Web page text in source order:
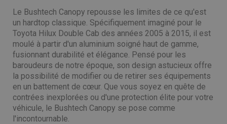
Le Bushtech Canopy repousse les limites de ce qu'est
un hardtop classique. Spécifiquement imaginé pour le
Toyota Hilux Double Cab des années 2005 à 2015, il est
moulé à partir d'un aluminium soigné haut de gamme,
fusionnant durabilité et élégance. Pensé pour les
baroudeurs de notre époque, son design astucieux offre
la possibilité de modifier ou de retirer ses équipements
en un battement de cœur. Que vous soyez en quête de
contrées inexplorées ou d'une protection élite pour votre
véhicule, le Bushtech Canopy se pose comme
l'incontournable.